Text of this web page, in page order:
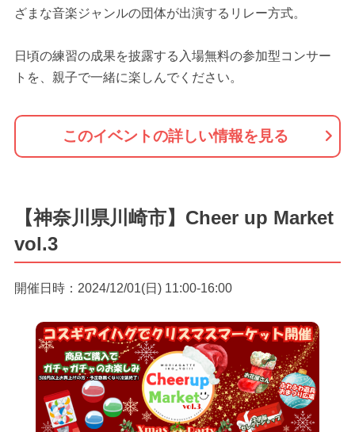
ざまな音楽ジャンルの団体が出演するリレー方式。
日頃の練習の成果を披露する入場無料の参加型コンサー
トを、親子で一緒に楽しんでください。
このイベントの詳しい情報を見る
【神奈川県川崎市】Cheer up Market
vol.3
開催日時：2024/12/01(日) 11:00-16:00